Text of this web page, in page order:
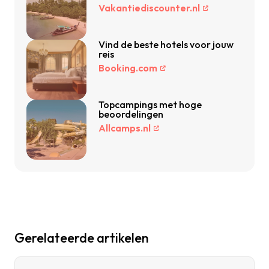
Vakantiediscounter.nl
Vind de beste hotels voor jouw
reis
Booking.com
Topcampings met hoge
beoordelingen
Allcamps.nl
Gerelateerde artikelen